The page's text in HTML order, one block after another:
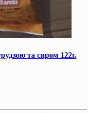
та сиром 122г.